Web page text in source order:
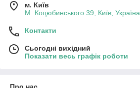
м. Київ
М. Коцюбинського 39, Київ, Україна
Контакти
Сьогодні вихідний
Показати весь графік роботи